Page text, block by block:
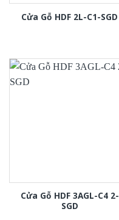
Cửa Gỗ HDF 2L-C1-SGD
Cửa Gỗ HDF 3AGL-C4 2-
SGD